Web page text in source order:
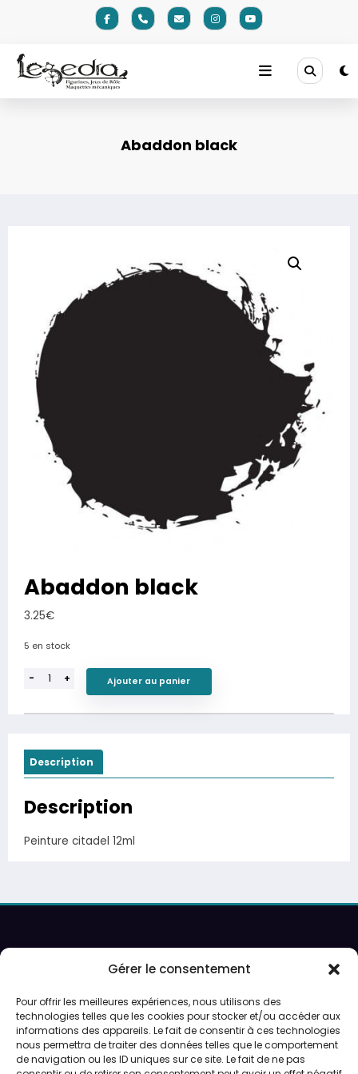
Gérer le consentement
Pour offrir les meilleures expériences, nous utilisons des
technologies telles que les cookies pour stocker et/ou accéder aux
informations des appareils. Le fait de consentir à ces technologies
nous permettra de traiter des données telles que le comportement
de navigation ou les ID uniques sur ce site. Le fait de ne pas
Abaddon black
Abaddon black
3.25€
5 en stock
- + Ajouter au panier
Description
Description
Peinture citadel 12ml
Ouverture sur rendez-vous uniquement.
Service de peinture et expéditions du lundi au vendredi.